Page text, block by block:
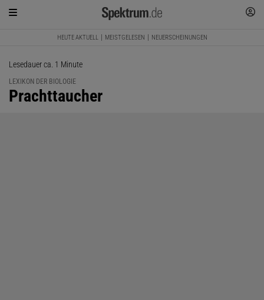
HEUTE AKTUELL MEISTGELESEN NEUERSCHEINUNGEN
Lesedauer ca. 1 Minute
LEXIKON DER BIOLOGIE
:
Prachttaucher